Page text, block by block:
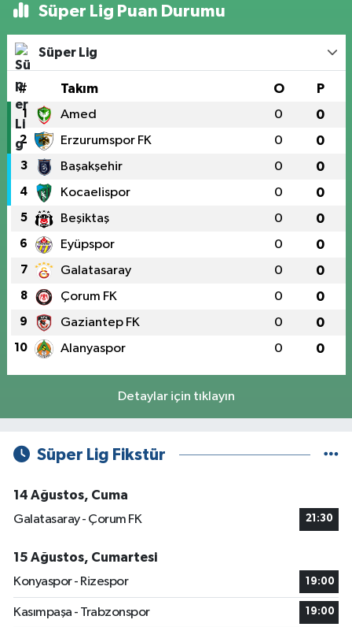
Süper Lig Puan Durumu
Süper Lig
# Takım O P
1 Amed 0 0
2 Erzurumspor FK 0 0
3 Başakşehir 0 0
4 Kocaelispor 0 0
5 Beşiktaş 0 0
6 Eyüpspor 0 0
7 Galatasaray 0 0
8 Çorum FK 0 0
9 Gaziantep FK 0 0
10 Alanyaspor 0 0
Detaylar için tıklayın
Süper Lig Fikstür
14 Ağustos, Cuma
Galatasaray - Çorum FK
21:30
15 Ağustos, Cumartesi
Konyaspor - Rizespor
19:00
Kasımpaşa - Trabzonspor 19:00